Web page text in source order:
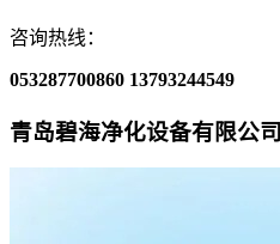
咨询热线：
053287700860 13793244549
青岛碧海净化设备有限公司